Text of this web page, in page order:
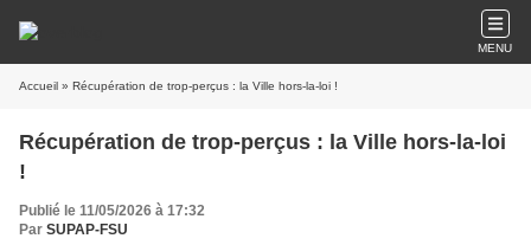
MENU
Accueil » Récupération de trop-perçus : la Ville hors-la-loi !
Récupération de trop-perçus : la Ville hors-la-loi
!
Publié le 11/05/2026 à 17:32
Par SUPAP-FSU